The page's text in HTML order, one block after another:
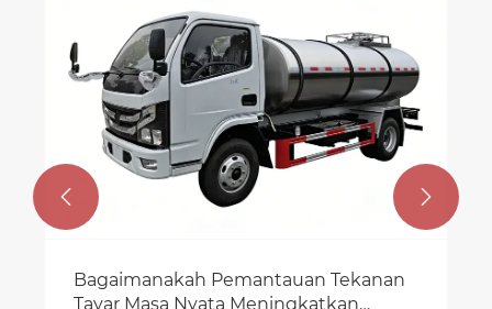
Lima wakil dari Perancis melawat
kilang kami pada Jun, 2026
Lihat Lagi >>
 